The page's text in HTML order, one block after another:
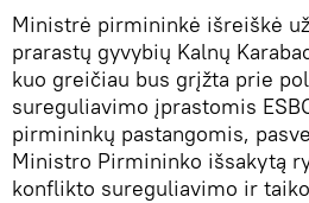
Ministrė pirmininkė išreiškė
prarastų gyvybių Kalnų
kuo greičiau bus grįžta prie
sureguliavimo įprastomis
pirmininkų pastangomis,
Ministro Pirmininko išsakytą
konflikto sureguliavimo ir